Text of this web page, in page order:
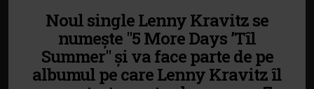
Noul single Lenny Kravitz se
numește "5 More Days ’Tîl
Summer" și va face parte de pe
albumul pe care Lenny Kravitz îl